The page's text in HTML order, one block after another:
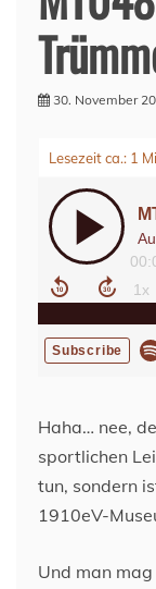
30. November
Haha… nee,
sportlichen
tun, sondern
1910eV-
Und man